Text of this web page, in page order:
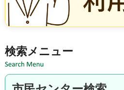
検索メニュー